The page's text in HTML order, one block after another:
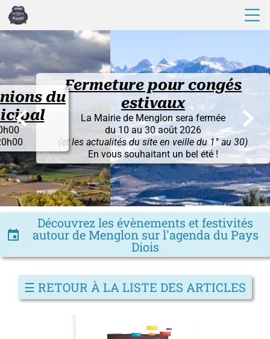
Fermeture pour congés
estivaux
La Mairie de Menglon sera fermée
du 10 au 30 août 2026
(et les actualités du site en veille du 1° au 30)
En vous souhaitant un bel été !
 
insert_invitation
Découvrez les évènements et festivités
autour de Menglon sur l'agenda du Pays
Diois
☰ RETOUR À LA LISTE DES ARTICLES